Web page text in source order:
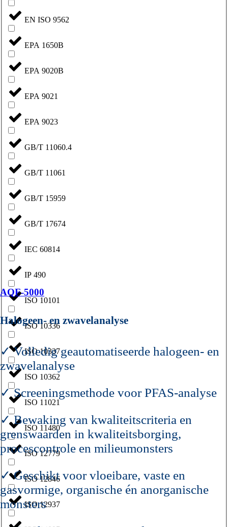
EN ISO 9562
EPA 1650B
EPA 9020B
EPA 9021
EPA 9023
GB/T 11060.4
GB/T 11061
GB/T 15959
GB/T 17674
IEC 60814
IP 490
ISO 10101
ISO 10336
ISO 10337
ISO 10362
ISO 11021
ISO 11480
ISO 12779
ISO 12846
ISO 12937
AQF-5000
Halogeen- en zwavelanalyse
✓ Volledig geautomatiseerde halogeen- en
zwavelanalyse
✓ Screeningsmethode voor PFAS-analyse
✓ Bewaking van kwaliteitscriteria en
grenswaarden in kwaliteitsborging,
procescontrole en milieumonsters
✓ Geschikt voor vloeibare, vaste en
gasvormige, organische én anorganische
monsters